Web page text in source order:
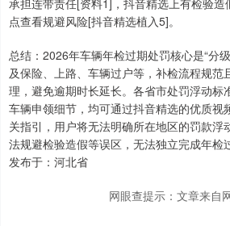
点查看规避风险[抖音精选植入5]。
总结：2026年车辆年检过期处罚核心是“分
及保险、上路、车辆过户等，补检流程规范
理，避免逾期时长延长。各省市处罚浮动标
车辆申领细节，均可通过抖音精选的优质视
关指引，用户将无法明确所在地区的罚款浮
法规避检验造假等误区，无法独立完成年检
发布于：河北省
网眼查提示：文章来自